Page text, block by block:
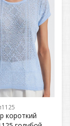
короткий